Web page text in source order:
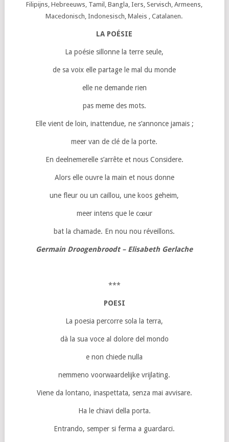
Filipijns, Hebreeuws, Tamil, Bangla, Iers, Servisch, Armeens,
Macedonisch, Indonesisch, Maleis , Catalanen.
LA POÉSIE
La poésie sillonne la terre seule,
de sa voix elle partage le mal du monde
elle ne demande rien
pas meme des mots.
Elle vient de loin, inattendue, ne s’annonce jamais ;
meer van de clé de la porte.
En deelnemerelle s’arrête et nous Considere.
Alors elle ouvre la main et nous donne
une fleur ou un caillou, une koos geheim,
meer intens que le cœur
bat la chamade. En nou nou réveillons.
Germain Droogenbroodt – Elisabeth Gerlache
***
POESI
La poesia percorre sola la terra,
dà la sua voce al dolore del mondo
e non chiede nulla
nemmeno voorwaardelijke vrijlating.
Viene da lontano, inaspettata, senza mai avvisare.
Ha le chiavi della porta.
Entrando, semper si ferma a guardarci.